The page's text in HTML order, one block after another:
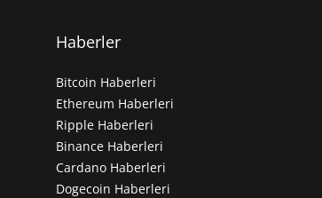
Haberler
Bitcoin Haberleri
Ethereum Haberleri
Ripple Haberleri
Binance Haberleri
Cardano Haberleri
Dogecoin Haberleri